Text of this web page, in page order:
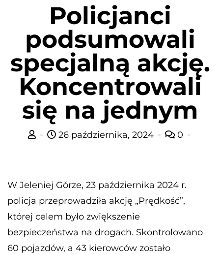
Policjanci
podsumowali
specjalną akcję.
Koncentrowali
się na jednym
26 października, 2024 0
W Jeleniej Górze, 23 października 2024 r.
policja przeprowadziła akcję „Prędkość”,
której celem było zwiększenie
bezpieczeństwa na drogach. Skontrolowano
60 pojazdów, a 43 kierowców zostało